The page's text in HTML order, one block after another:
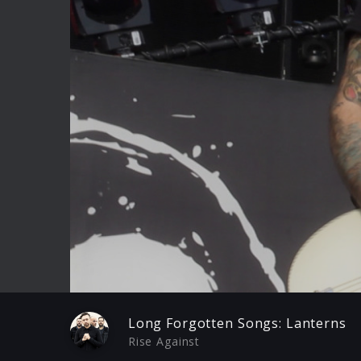
Play
Long Forgotten Songs: Lanterns
Rise Against